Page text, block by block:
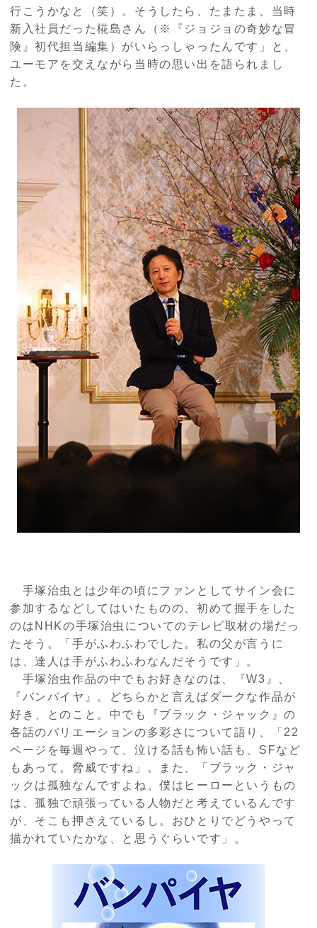
行こうかなと（笑）。そうしたら、たまたま、当時
新入社員だった椛島さん（※『ジョジョの奇妙な冒
険』初代担当編集）がいらっしゃったんです」と、
ユーモアを交えながら当時の思い出を語られまし
た。
手塚治虫とは少年の頃にファンとしてサイン会に
参加するなどしてはいたものの、初めて握手をした
のはNHKの手塚治虫についてのテレビ取材の場だっ
たそう。「手がふわふわでした。私の父が言うに
は、達人は手がふわふわなんだそうです」。
手塚治虫作品の中でもお好きなのは、『W3』、
『バンパイヤ』。どちらかと言えばダークな作品が
好き、とのこと。中でも『ブラック・ジャック』の
各話のバリエーションの多彩さについて語り、「22
ページを毎週やって、泣ける話も怖い話も、SFなど
もあって。脅威ですね」。また、「ブラック・ジャ
ックは孤独なんですよね。僕はヒーローというもの
は、孤独で頑張っている人物だと考えているんです
が、そこも押さえているし。おひとりでどうやって
描かれていたかな、と思うぐらいです」。